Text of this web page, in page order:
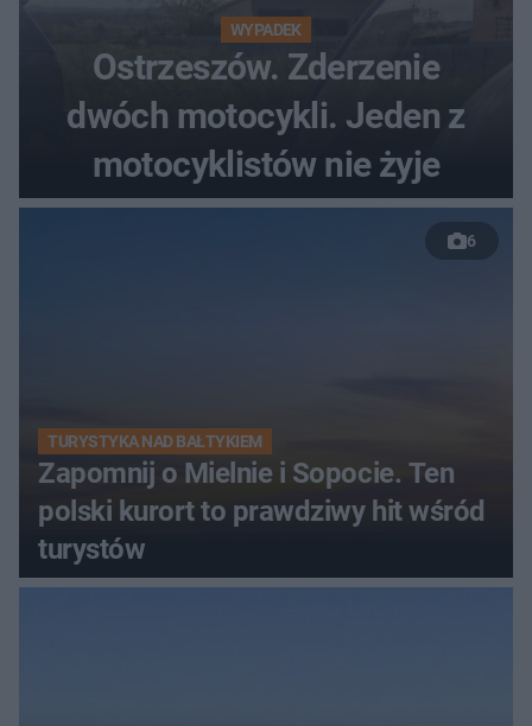
WYPADEK
Ostrzeszów. Zderzenie
dwóch motocykli. Jeden z
motocyklistów nie żyje
6
TURYSTYKA NAD BAŁTYKIEM
Zapomnij o Mielnie i Sopocie. Ten
polski kurort to prawdziwy hit wśród
turystów